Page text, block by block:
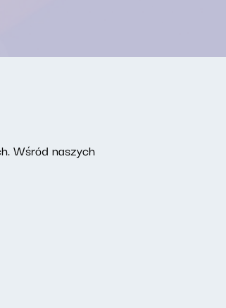
Wśród naszych